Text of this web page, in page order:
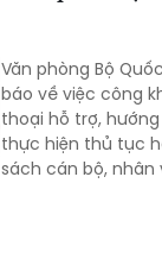
Văn phòng Bộ
thoại hỗ trợ, hướng
thực hiện thủ tục
sách cán bộ, nhân
phận Một cửa Bộ